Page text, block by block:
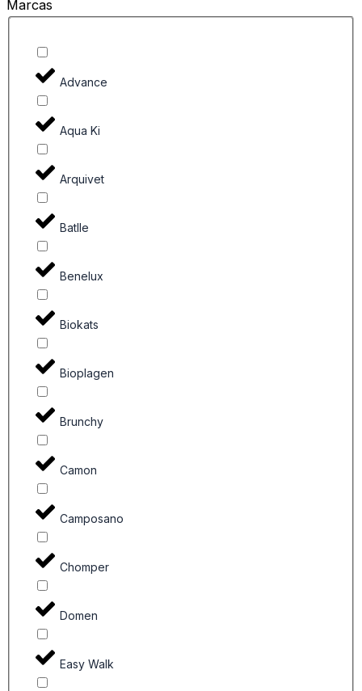
Marcas
Advance
Aqua Ki
Arquivet
Batlle
Benelux
Biokats
Bioplagen
Brunchy
Camon
Camposano
Chomper
Domen
Easy Walk